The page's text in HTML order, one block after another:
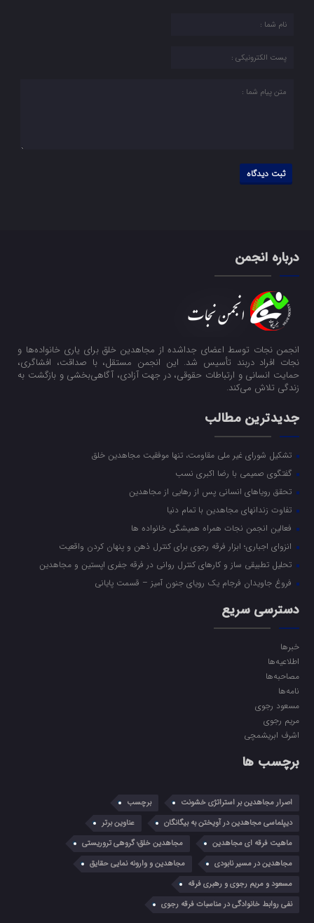
درباره انجمن
انجمن نجات توسط اعضای جداشده از مجاهدین خلق برای یاری خانواده‌ها و
نجات افراد دربند تأسیس شد. این انجمن مستقل، با صداقت، افشاگری،
حمایت انسانی و ارتباطات حقوقی، در جهت آزادی، آگاهی‌بخشی و بازگشت به
زندگی تلاش می‌کند.
جدیدترین مطالب
تشکیل شورای غیر ملی مقاومت، تنها موفقیت مجاهدین خلق
گفتگوی صمیمی با رضا اکبری نسب
تحقق رویاهای انسانی پس از رهایی از مجاهدین
تفاوت زندانهای مجاهدین با تمام دنیا
فعالین انجمن نجات همراه همیشگی خانواده ها
انزوای اجباری؛ ابزار فرقه رجوی برای کنترل ذهن و پنهان کردن واقعیت
تحلیل تطبیقی ساز و کارهای کنترل روانی در فرقه جفری اپستین و مجاهدین
فروغ جاویدان فرجام یک رویای جنون آمیز – قسمت پایانی
دسترسی سریع
خبرها
اطلاعیه‌ها
مصاحبه‌ها
نامه‌ها
مسعود رجوی
مریم رجوی
اشرف ابریشمچی
برچسب ها
اصرار مجاهدین بر استراتژی خشونت
برچسب
دیپلماسی مجاهدین در آویختن به بیگانگان
عناوین برتر
ماهیت فرقه ای مجاهدین
مجاهدین خلق؛ گروهی تروریستی
مجاهدین در مسیر نابودی
مجاهدین و وارونه نمایی حقایق
مسعود و مریم رجوی و رهبری فرقه
نفی روابط خانوادگی در مناسبات فرقه رجوی